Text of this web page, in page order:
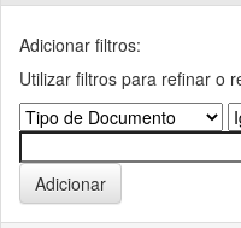
Adicionar filtros:
Utilizar filtros para refinar o